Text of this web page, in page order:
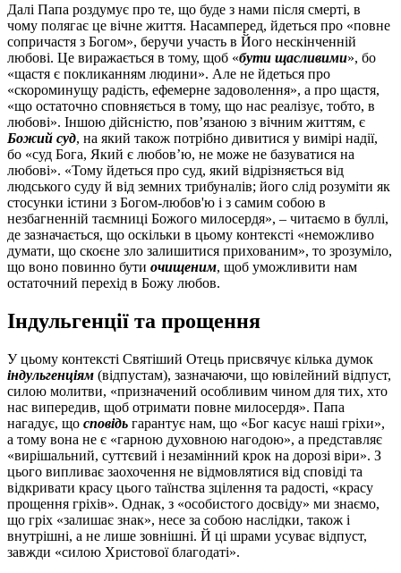
Далі Папа роздумує про те, що буде з нами після смерті, в
чому полягає це вічне життя. Насамперед, йдеться про «повне
сопричастя з Богом», беручи участь в Його нескінченній
любові. Це виражається в тому, щоб «бути щасливими», бо
«щастя є покликанням людини». Але не йдеться про
«скороминущу радість, ефемерне задоволення», а про щастя,
«що остаточно сповняється в тому, що нас реалізує, тобто, в
любові». Іншою дійсністю, пов’язаною з вічним життям, є
Божий суд, на який також потрібно дивитися у вимірі надії,
бо «суд Бога, Який є любов’ю, не може не базуватися на
любові». «Тому йдеться про суд, який відрізняється від
людського суду й від земних трибуналів; його слід розуміти як
стосунки істини з Богом-любов'ю і з самим собою в
незбагненній таємниці Божого милосердя», – читаємо в буллі,
де зазначається, що оскільки в цьому контексті «неможливо
думати, що скоєне зло залишитися прихованим», то зрозуміло,
що воно повинно бути очищеним, щоб уможливити нам
остаточний перехід в Божу любов.
Індульгенції та прощення
У цьому контексті Святіший Отець присвячує кілька думок
індульгенціям (відпустам), зазначаючи, що ювілейний відпуст,
силою молитви, «призначений особливим чином для тих, хто
нас випередив, щоб отримати повне милосердя». Папа
нагадує, що сповідь гарантує нам, що «Бог касує наші гріхи»,
а тому вона не є «гарною духовною нагодою», а представляє
«вирішальний, суттєвий і незамінний крок на дорозі віри». З
цього випливає заохочення не відмовлятися від сповіді та
відкривати красу цього таїнства зцілення та радості, «красу
прощення гріхів». Однак, з «особистого досвіду» ми знаємо,
що гріх «залишає знак», несе за собою наслідки, також і
внутрішні, а не лише зовнішні. Й ці шрами усуває відпуст,
завжди «силою Христової благодаті».